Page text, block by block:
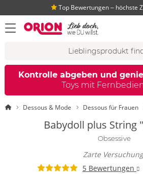
Top Bewertungen ‒ höchste
Menü öffnen
Kontrolle abgeben und
Toys mit
StartseiteDessous & Mode Dessous für Frauen
Babydoll plus String
Obsessive
Zarte
5 Bewertungen